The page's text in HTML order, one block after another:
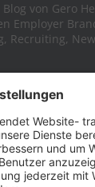
Blog von Gero
Employer
Recruiting,